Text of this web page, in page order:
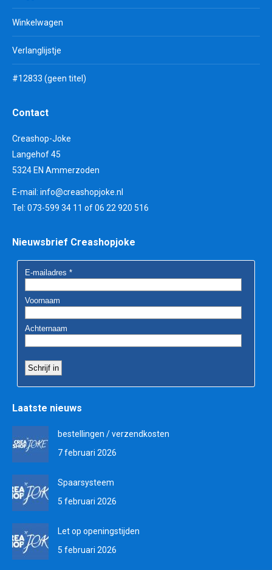
Winkelwagen
Verlanglijstje
#12833 (geen titel)
Contact
Creashop-Joke
Langehof 45
5324 EN Ammerzoden
E-mail: info@creashopjoke.nl
Tel: 073-599 34 11 of 06 22 920 516
Nieuwsbrief Creashopjoke
Laatste nieuws
bestellingen / verzendkosten
7 februari 2026
Spaarsysteem
5 februari 2026
Let op openingstijden
5 februari 2026